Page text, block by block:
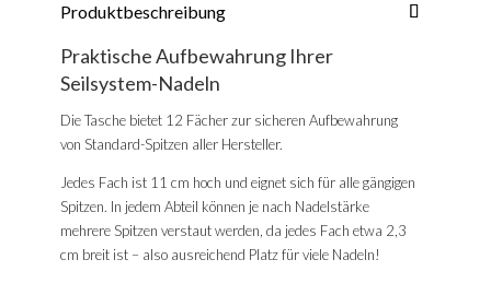
Produktbeschreibung
Praktische Aufbewahrung Ihrer
Seilsystem-Nadeln
Die Tasche bietet 12 Fächer zur sicheren Aufbewahrung
von Standard-Spitzen aller Hersteller.
Jedes Fach ist 11 cm hoch und eignet sich für alle gängigen
Spitzen. In jedem Abteil können je nach Nadelstärke
mehrere Spitzen verstaut werden, da jedes Fach etwa 2,3
cm breit ist – also ausreichend Platz für viele Nadeln!